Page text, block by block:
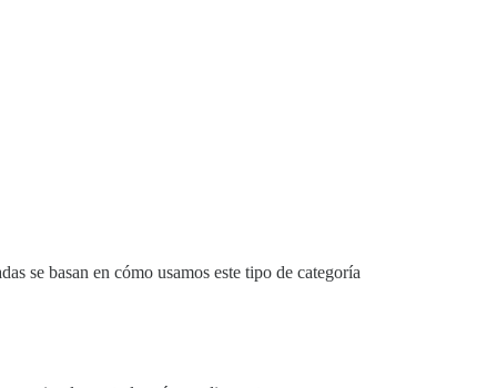
se basan en cómo usamos este tipo de categoría